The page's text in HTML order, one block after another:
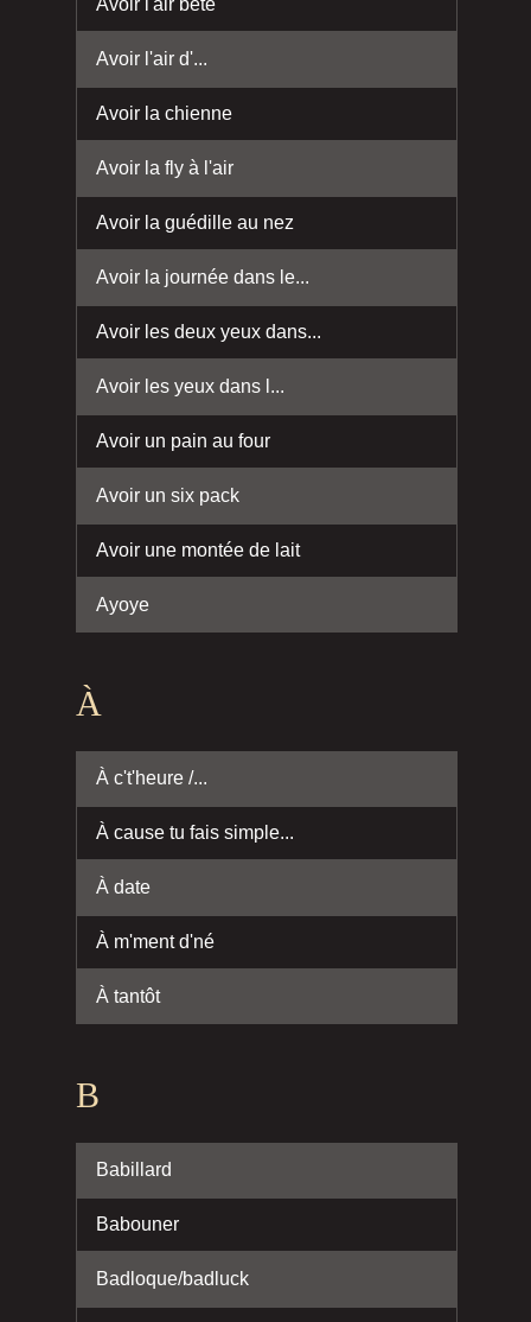
Avoir l'air bête
Avoir l'air d'...
Avoir la chienne
Avoir la fly à l'air
Avoir la guédille au nez
Avoir la journée dans le...
Avoir les deux yeux dans...
Avoir les yeux dans l...
Avoir un pain au four
Avoir un six pack
Avoir une montée de lait
Ayoye
À
À c't'heure /...
À cause tu fais simple...
À date
À m'ment d'né
À tantôt
B
Babillard
Babouner
Badloque/badluck